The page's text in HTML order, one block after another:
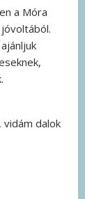
a Móra
dalok